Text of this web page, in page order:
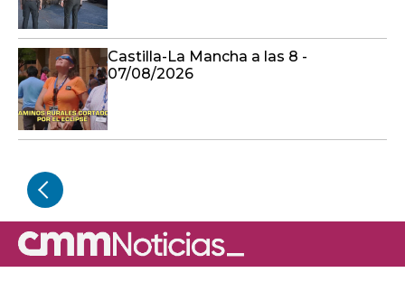
Castilla-La Mancha a las 8 -
07/08/2026